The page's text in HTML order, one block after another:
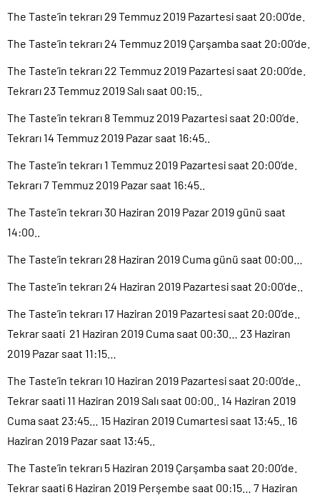
The Taste’in tekrarı 29 Temmuz 2019 Pazartesi saat 20:00’de.
The Taste’in tekrarı 24 Temmuz 2019 Çarşamba saat 20:00’de.
The Taste’in tekrarı 22 Temmuz 2019 Pazartesi saat 20:00’de.
Tekrarı 23 Temmuz 2019 Salı saat 00:15..
The Taste’in tekrarı 8 Temmuz 2019 Pazartesi saat 20:00’de.
Tekrarı 14 Temmuz 2019 Pazar saat 16:45..
The Taste’in tekrarı 1 Temmuz 2019 Pazartesi saat 20:00’de.
Tekrarı 7 Temmuz 2019 Pazar saat 16:45..
The Taste’in tekrarı 30 Haziran 2019 Pazar 2019 günü saat
14:00..
The Taste’in tekrarı 28 Haziran 2019 Cuma günü saat 00:00…
The Taste’in tekrarı 24 Haziran 2019 Pazartesi saat 20:00’de..
The Taste’in tekrarı 17 Haziran 2019 Pazartesi saat 20:00’de..
Tekrar saati 21 Haziran 2019 Cuma saat 00:30… 23 Haziran
2019 Pazar saat 11:15…
The Taste’in tekrarı 10 Haziran 2019 Pazartesi saat 20:00’de..
Tekrar saati 11 Haziran 2019 Salı saat 00:00.. 14 Haziran 2019
Cuma saat 23:45… 15 Haziran 2019 Cumartesi saat 13:45.. 16
Haziran 2019 Pazar saat 13:45..
The Taste’in tekrarı 5 Haziran 2019 Çarşamba saat 20:00’de.
Tekrar saati 6 Haziran 2019 Perşembe saat 00:15… 7 Haziran